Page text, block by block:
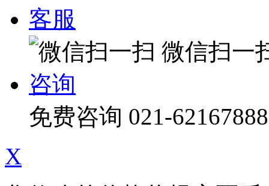
客服
微信扫一
咨询
免费咨询 021-62167888
X